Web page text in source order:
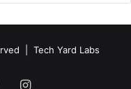
| Tech Yard Labs
YouTubeInstagram